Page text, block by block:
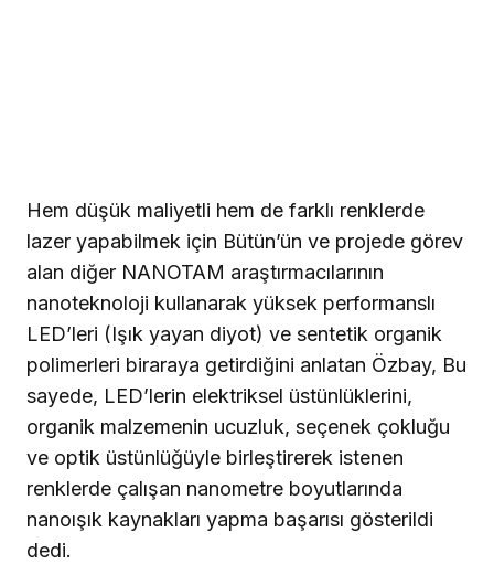
Hem düşük maliyetli hem de farklı renklerde
lazer yapabilmek için Bütün’ün ve projede görev
alan diğer NANOTAM araştırmacılarının
nanoteknoloji kullanarak yüksek performanslı
LED’leri (Işık yayan diyot) ve sentetik organik
polimerleri biraraya getirdiğini anlatan Özbay, Bu
sayede, LED’lerin elektriksel üstünlüklerini,
organik malzemenin ucuzluk, seçenek çokluğu
ve optik üstünlüğüyle birleştirerek istenen
renklerde çalışan nanometre boyutlarında
nanoışık kaynakları yapma başarısı gösterildi
dedi.